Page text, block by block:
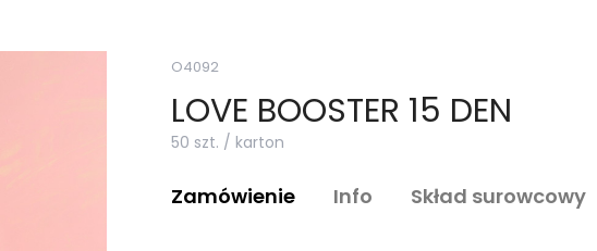
O4092
LOVE BOOSTER 15 DEN
50 szt. / karton
Zamówienie Info Skład surowcowy